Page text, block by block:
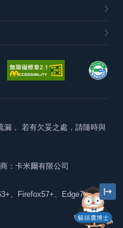
貓頭鷹博士
漏， 若有欠妥之處，請隨時與
：卡米爾有限公司
、Firefox57+、Edge79+及